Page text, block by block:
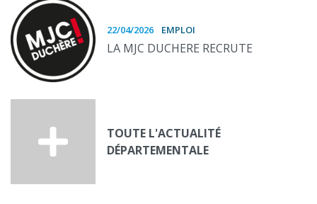
22/04/2026 EMPLOI
LA MJC DUCHERE RECRUTE
TOUTE L'ACTUALITÉ
DÉPARTEMENTALE